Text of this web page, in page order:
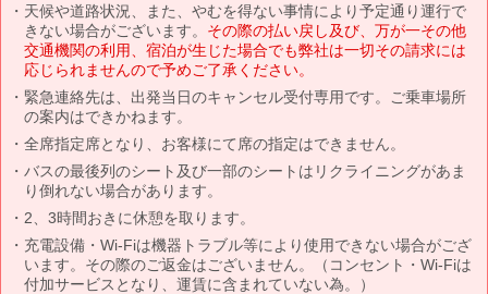
天候や道路状況、また、やむを得ない事情により予定通り運行で
きない場合がございます。 その際の払い戻し及び、万が一その他
交通機関の利用、宿泊が生じた場合でも弊社は一切その請求には
応じられませんので予めご了承ください。
緊急連絡先は、出発当日のキャンセル受付専用です。ご乗車場所
の案内はできかねます。
全席指定席となり、お客様にて席の指定はできません。
バスの最後列のシート及び一部のシートはリクライニングがあま
り倒れない場合があります。
2、3時間おきに休憩を取ります。
充電設備・Wi-Fiは機器トラブル等により使用できない場合がござ
います。その際のご返金はございません。（コンセント・Wi-Fiは
付加サービスとなり、運賃に含まれていない為。）